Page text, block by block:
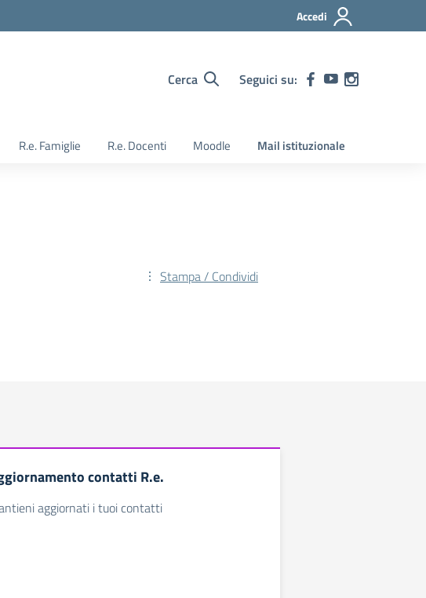
Accedi
Cerca Seguici su:
R.e. Famiglie R.e. Docenti Moodle Mail istituzionale
Stampa / Condividi
contatti R.e.
aggiornati i tuoi contatti